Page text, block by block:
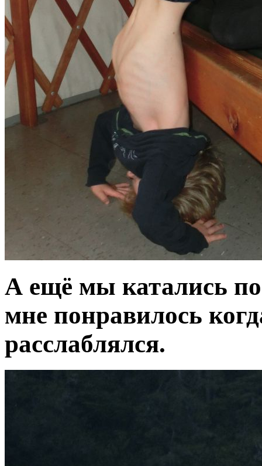
А ещё мы катались по
мне понравилось
расслаблялся.